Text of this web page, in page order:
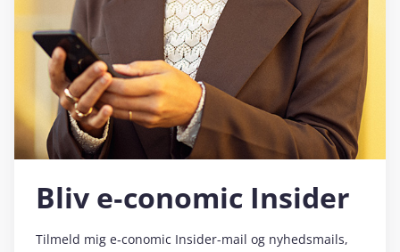
Bliv e‑conomic Insider
Tilmeld mig e‑conomic Insider-mail og nyhedsmails,